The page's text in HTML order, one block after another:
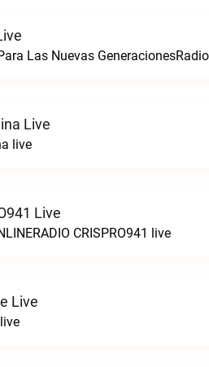
Las Nuevas
Live
live
Live
CRISPRO941 live
Live